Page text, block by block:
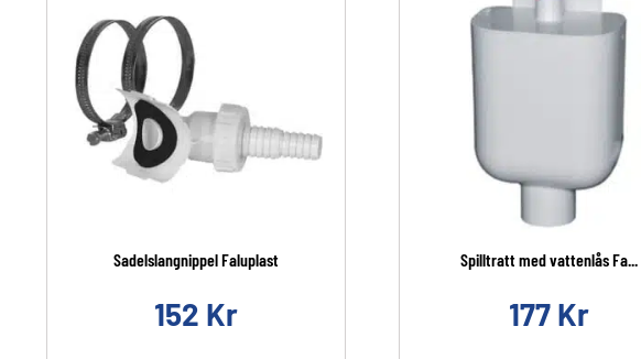
Sadelslangnippel Faluplast
152 Kr
Spilltratt med vattenlås Fa...
177 Kr